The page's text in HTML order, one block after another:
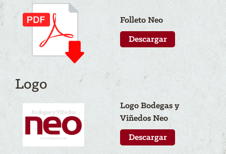
Folleto Neo
Descargar
Logo
Logo Bodegas y
Viñedos Neo
Descargar